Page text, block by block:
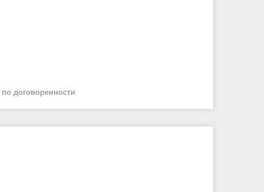
по договоренности